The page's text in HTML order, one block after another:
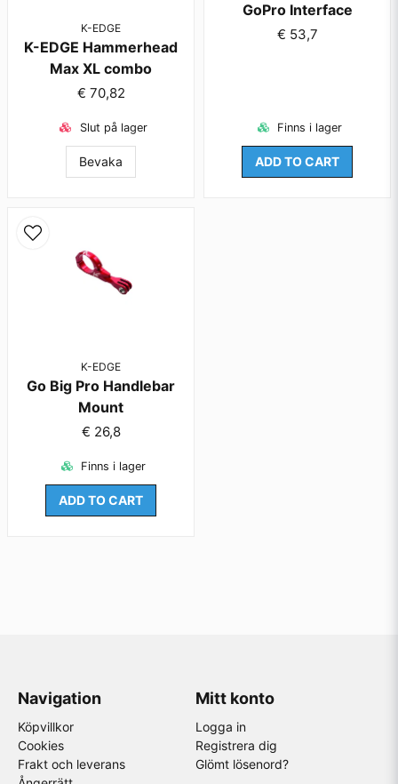
K-EDGE
K-EDGE Hammerhead
Max XL combo
€ 70,82
Slut på lager
Bevaka
GoPro Interface
€ 53,7
Finns i lager
ADD TO CART
K-EDGE
Go Big Pro Handlebar
Mount
€ 26,8
Finns i lager
ADD TO CART
Navigation
Köpvillkor
Cookies
Frakt och leverans
Mitt konto
Logga in
Registrera dig
Glömt lösenord?